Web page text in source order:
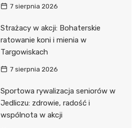
7 sierpnia 2026
Strażacy w akcji: Bohaterskie
ratowanie koni i mienia w
Targowiskach
7 sierpnia 2026
Sportowa rywalizacja seniorów w
Jedliczu: zdrowie, radość i
wspólnota w akcji